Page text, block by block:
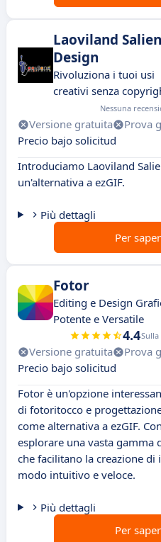
Laoviland
Design
Rivoluziona i tuoi usi
creativi senza
Nessuna
Versione gratuita Prova
Precio bajo solicitud
Introduciamo Laoviland
un'alternativa a ezGIF.
Più dettagli
Per
Fotor
Editing e Design
Potente e Versatile
4.4Sulla
Versione gratuita Prova
Precio bajo solicitud
Fotor è un'opzione
di fotoritocco e
come alternativa a ezGIF.
esplorare una vasta
che facilitano la creazione
modo intuitivo e veloce.
Più dettagli
Per